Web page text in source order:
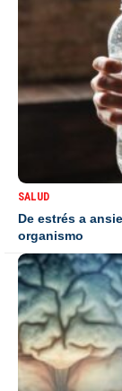
SALUD
De estrés a
organismo